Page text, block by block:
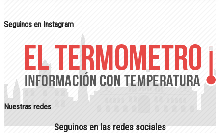
Seguinos en Instagram
Nuestras redes
Seguinos en las redes sociales